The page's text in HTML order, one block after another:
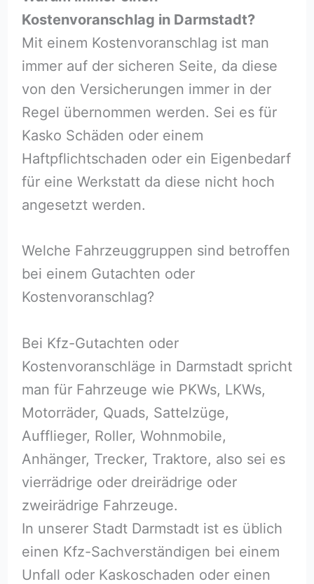
Kostenvoranschlag in Darmstadt?
Mit einem Kostenvoranschlag ist man
immer auf der sicheren Seite, da diese
von den Versicherungen immer in der
Regel übernommen werden. Sei es für
Kasko Schäden oder einem
Haftpflichtschaden oder ein Eigenbedarf
für eine Werkstatt da diese nicht hoch
angesetzt werden.
Welche Fahrzeuggruppen sind betroffen
bei einem Gutachten oder
Kostenvoranschlag?
Bei Kfz-Gutachten oder
Kostenvoranschläge in Darmstadt spricht
man für Fahrzeuge wie PKWs, LKWs,
Motorräder, Quads, Sattelzüge,
Aufflieger, Roller, Wohnmobile,
Anhänger, Trecker, Traktore, also sei es
vierrädrige oder dreirädrige oder
zweirädrige Fahrzeuge.
In unserer Stadt Darmstadt ist es üblich
einen Kfz-Sachverständigen bei einem
Unfall oder Kaskoschaden oder einen